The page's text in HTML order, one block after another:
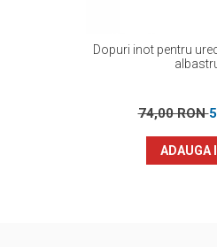
Dopuri inot pentru
74,00 RON
ADAUGA